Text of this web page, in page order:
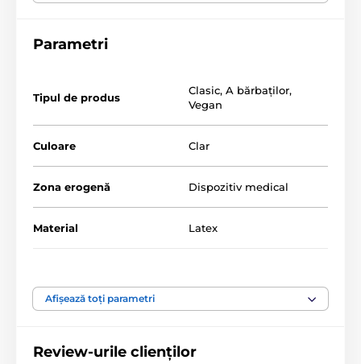
neplăcute a prezervativului, oferind protecție
sexuală.
penisului
Prezervative personalizate
Transparente, lubrifiate
Extrem de subțiri pentru o senzație intimă
Parametri
Tipul de produs
Clasic, A bărbaţilor,
Vegan
Culoare Clar
Zona erogenă Dispozitiv medical
Material Latex
Afișează toți parametri
Review-urile clienților